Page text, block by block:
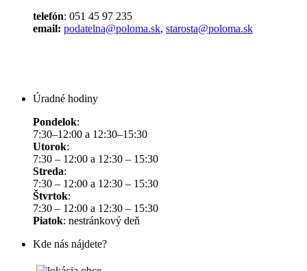
telefón: 051 45 97 235
email: podatelna@poloma.sk, starosta@poloma.sk
Úradné hodiny
Pondelok:
7:30–12:00 a 12:30–15:30
Utorok:
7:30 – 12:00 a 12:30 – 15:30
Streda:
7:30 – 12:00 a 12:30 – 15:30
Štvrtok:
7:30 – 12:00 a 12:30 – 15:30
Piatok: nestránkový deň
Kde nás nájdete?